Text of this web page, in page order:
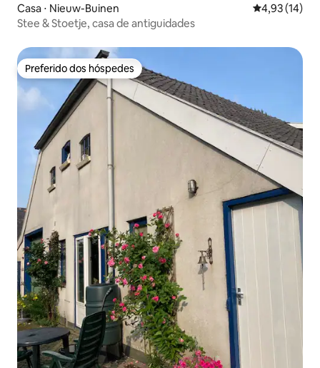
Casa ⋅ Nieuw-Buinen 4,93 de uma
4,93 (14)
Stee & Stoetje, casa de antiguidades
Preferido dos hóspedes
Preferido dos hóspedes